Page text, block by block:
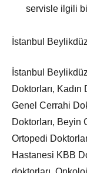
servisle ilgili
İstanbul
İstanbul
Doktorları,
Genel Cerrahi
Doktorları, Beyin
Ortopedi
Hastanesi KBB